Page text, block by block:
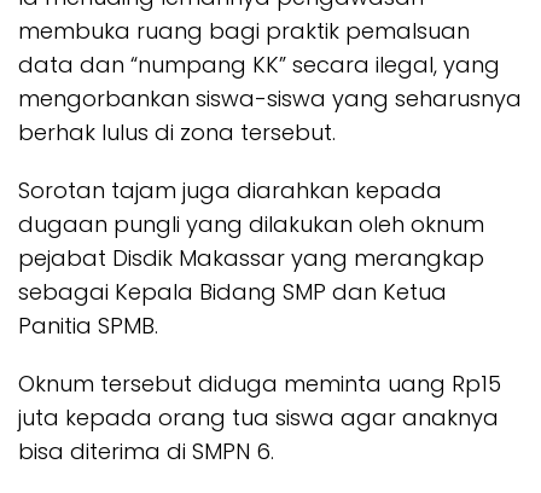
membuka ruang bagi praktik pemalsuan
data dan “numpang KK” secara ilegal, yang
mengorbankan siswa-siswa yang seharusnya
berhak lulus di zona tersebut.
Sorotan tajam juga diarahkan kepada
dugaan pungli yang dilakukan oleh oknum
pejabat Disdik Makassar yang merangkap
sebagai Kepala Bidang SMP dan Ketua
Panitia SPMB.
Oknum tersebut diduga meminta uang Rp15
juta kepada orang tua siswa agar anaknya
bisa diterima di SMPN 6.